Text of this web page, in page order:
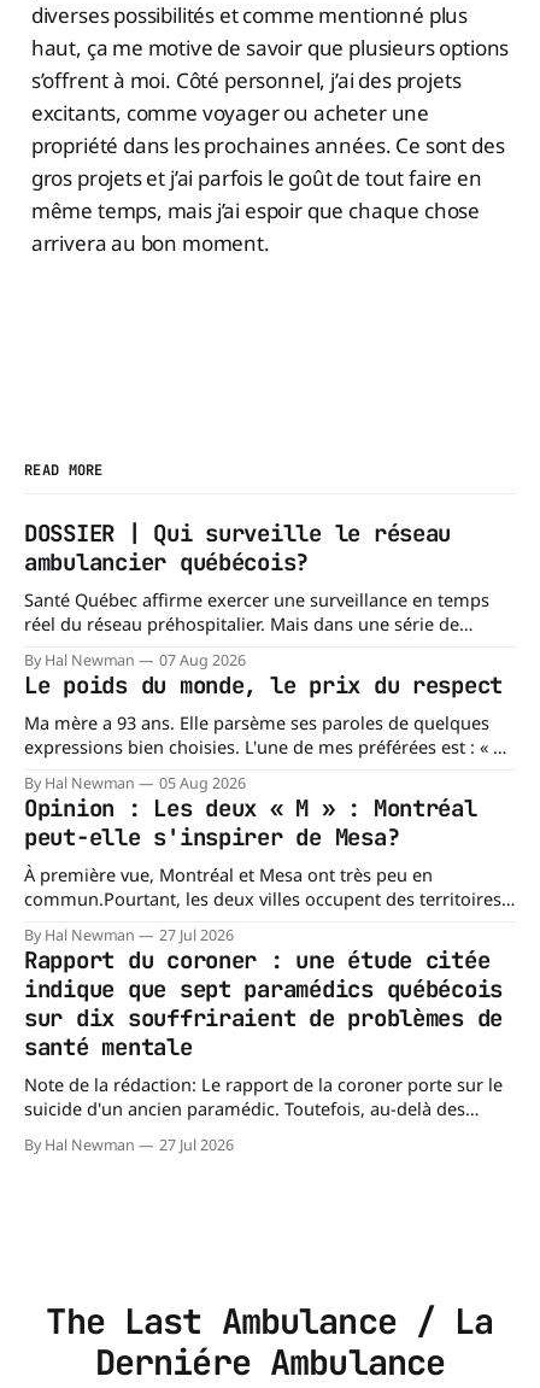
diverses possibilités et comme mentionné plus
haut, ça me motive de savoir que plusieurs options
s’offrent à moi. Côté personnel, j’ai des projets
excitants, comme voyager ou acheter une
propriété dans les prochaines années. Ce sont des
gros projets et j’ai parfois le goût de tout faire en
même temps, mais j’ai espoir que chaque chose
arrivera au bon moment.
READ MORE
DOSSIER | Qui surveille le réseau
ambulancier québécois?
Santé Québec affirme exercer une surveillance en temps
réel du réseau préhospitalier. Mais dans une série de
réponses transmises à La Dernière Ambulance,
l'organisation confirme ne pas tenir certains registres
provinciaux qui permettraient de mesurer des situations
pourtant fondamentales pour évaluer la capacité du réseau
à répondre à
By Hal Newman 07 Aug 2026
Le poids du monde, le prix du respect
Ma mère a 93 ans. Elle parsème ses paroles de quelques
expressions bien choisies. L'une de mes préférées est : « À
chacun son mishegoss. » Mishegoss est un mot yiddish qui
évoque la folie, les lubies, les absurdités de la vie. Chacun
porte les siennes. Elle en a d'
By Hal Newman 05 Aug 2026
Opinion : Les deux « M » : Montréal
peut-elle s'inspirer de Mesa?
À première vue, Montréal et Mesa ont très peu en
commun.Pourtant, les deux villes occupent des territoires
comparables. Mesa, en Arizona, couvre environ 359 km²
(138,7 milles carrés), alors que l'île de Montréal s'étend sur
près de 499 km². La différence n'est
By Hal Newman 27 Jul 2026
Rapport du coroner : une étude citée
indique que sept paramédics québécois
sur dix souffriraient de problèmes de
santé mentale
Note de la rédaction: Le rapport de la coroner porte sur le
suicide d'un ancien paramédic. Toutefois, au-delà des
circonstances ayant mené à cette enquête, il s'intéresse à
une question plus large : les blessures psychologiques chez
By Hal Newman 27 Jul 2026
The Last Ambulance / La
Derniére Ambulance